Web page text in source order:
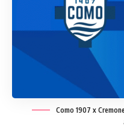
Como 1907 x